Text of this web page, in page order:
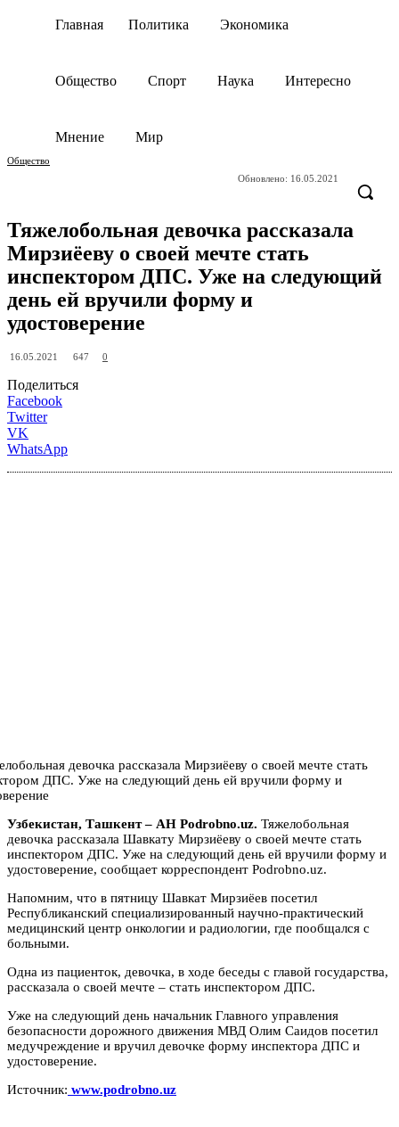
Главная Политика Экономика
Общество Спорт Наука Интересно
Мнение Мир
Общество
Обновлено: 16.05.2021
Тяжелобольная девочка рассказала
Мирзиёеву о своей мечте стать
инспектором ДПС. Уже на следующий
день ей вручили форму и
удостоверение
16.05.2021 647 0
Поделиться
Facebook
Twitter
VK
WhatsApp
Узбекистан, Ташкент – АН Podrobno.uz. Тяжелобольная
девочка рассказала Шавкату Мирзиёеву о своей мечте стать
инспектором ДПС. Уже на следующий день ей вручили форму и
удостоверение, сообщает корреспондент Podrobno.uz.
Напомним, что в пятницу Шавкат Мирзиёев посетил
Республиканский специализированный научно-практический
медицинский центр онкологии и радиологии, где пообщался с
больными.
Одна из пациенток, девочка, в ходе беседы с главой государства,
рассказала о своей мечте – стать инспектором ДПС.
Уже на следующий день начальник Главного управления
безопасности дорожного движения МВД Олим Саидов посетил
медучреждение и вручил девочке форму инспектора ДПС и
удостоверение.
Источник: www.podrobno.uz